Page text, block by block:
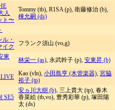
人
ト〜
Tommy (tb), R1SA (p), 衛藤修治 (b),
棟允嗣 (ds)
・
イク
フランク須山 (vo,g)
東
林栄一 (as), 永武幹子 (p), 安東昇 (b)
Kao (vln), 小田島亨 (木管楽器), 宮脇
裕子 (tp)
SE5
安ヵ川大樹 (b), 三上貴大 (tp), 春木
香菜絵 (tb,vo), 豊秀彩華 (p), 塚田陽
太 (ds)